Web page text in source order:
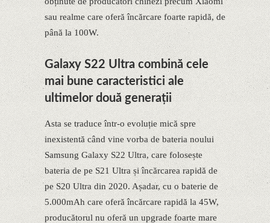
sau realme care oferă încărcare foarte rapidă, de
până la 100W.
Galaxy S22 Ultra combină cele
mai bune caracteristici ale
ultimelor două generații
Asta se traduce într-o evoluție mică spre
inexistentă când vine vorba de bateria noului
Samsung Galaxy S22 Ultra, care folosește
bateria de pe S21 Ultra și încărcarea rapidă de
pe S20 Ultra din 2020. Așadar, cu o baterie de
5.000mAh care oferă încărcare rapidă la 45W,
producătorul nu oferă un upgrade foarte mare